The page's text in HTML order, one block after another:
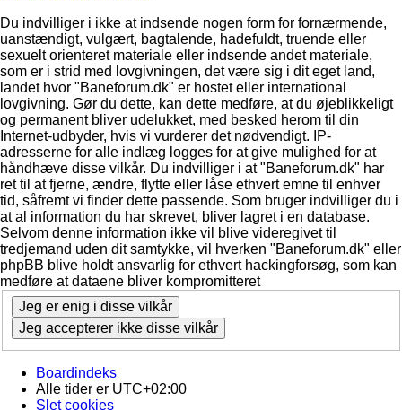
Du indvilliger i ikke at indsende nogen form for fornærmende,
uanstændigt, vulgært, bagtalende, hadefuldt, truende eller
sexuelt orienteret materiale eller indsende andet materiale,
som er i strid med lovgivningen, det være sig i dit eget land,
landet hvor "Baneforum.dk" er hostet eller international
lovgivning. Gør du dette, kan dette medføre, at du øjeblikkeligt
og permanent bliver udelukket, med besked herom til din
Internet-udbyder, hvis vi vurderer det nødvendigt. IP-
adresserne for alle indlæg logges for at give mulighed for at
håndhæve disse vilkår. Du indvilliger i at "Baneforum.dk" har
ret til at fjerne, ændre, flytte eller låse ethvert emne til enhver
tid, såfremt vi finder dette passende. Som bruger indvilliger du i
at al information du har skrevet, bliver lagret i en database.
Selvom denne information ikke vil blive videregivet til
tredjemand uden dit samtykke, vil hverken "Baneforum.dk" eller
phpBB blive holdt ansvarlig for ethvert hackingforsøg, som kan
medføre at dataene bliver kompromitteret
Boardindeks
Alle tider er UTC+02:00
Slet cookies